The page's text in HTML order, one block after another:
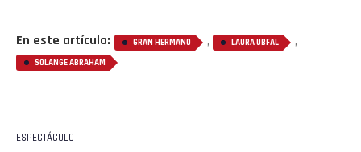
En este artículo: GRAN HERMANO , LAURA UBFAL ,
SOLANGE ABRAHAM
ESPECTÁCULO